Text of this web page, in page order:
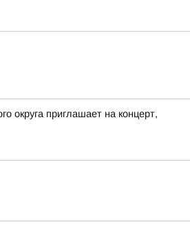
округа приглашает на концерт,